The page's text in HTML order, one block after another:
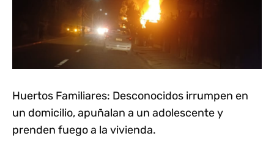
Huertos Familiares: Desconocidos irrumpen en
un domicilio, apuñalan a un adolescente y
prenden fuego a la vivienda.